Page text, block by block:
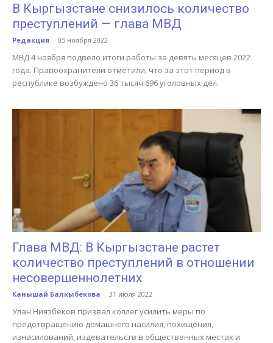
В Кыргызстане снизилось количество
преступлений — глава МВД
Редакция - 05 ноября 2022
МВД 4 ноября подвело итоги работы за девять месяцев 2022
года. Правоохранители отметили, что за этот период в
республике возбуждено 36 тысяч 696 уголовных дел.
Глава МВД: В Кыргызстане растет
количество преступлений в отношении
несовершеннолетних
Канышай Балкыбекова - 31 июля 2022
Улан Ниязбеков призвал коллег усилить меры по
предотвращению домашнего насилия, похищения,
изнасилований, издевательств в общественных местах и